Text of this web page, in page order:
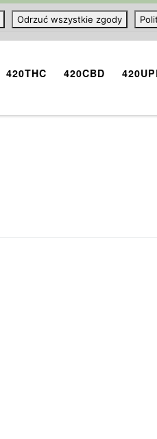
420THC 420CBD
Odrzuć wszystkie zgody